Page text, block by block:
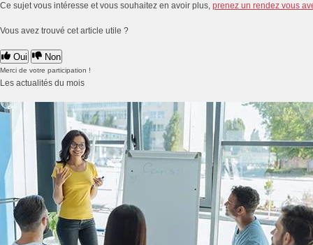
Ce sujet vous intéresse et vous souhaitez en avoir plus, prenez un rendez vous
Vous avez trouvé cet article utile ?
Oui Non
Merci de votre participation !
Les actualités du mois